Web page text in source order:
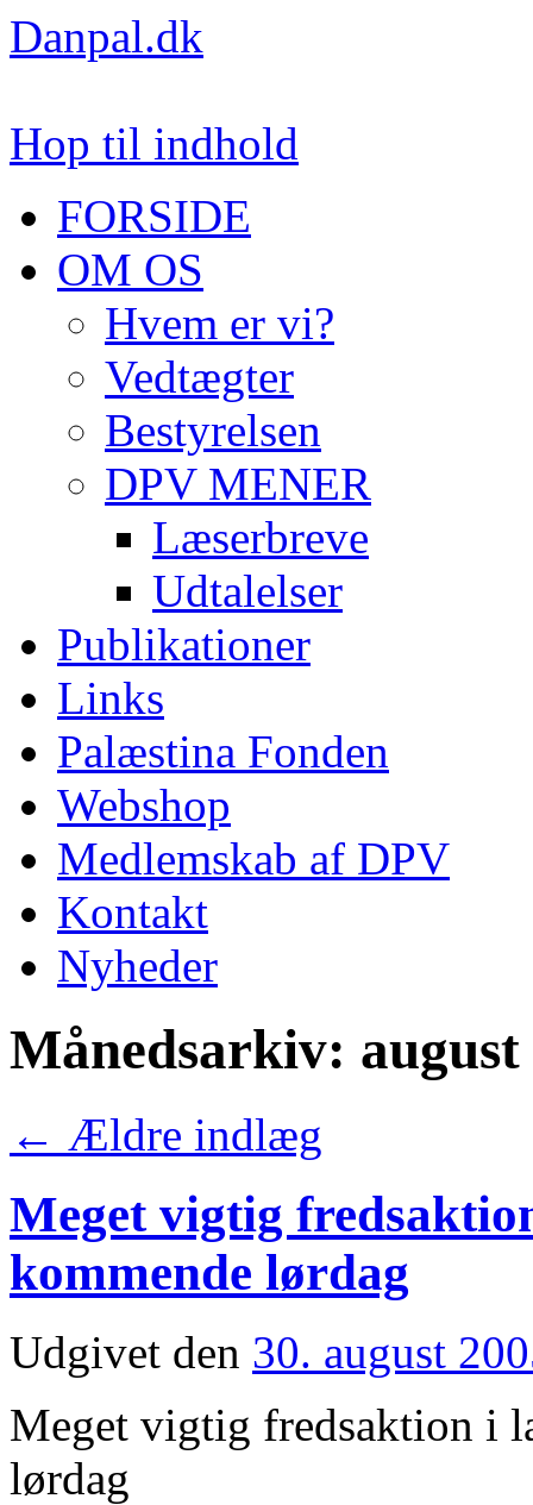
Danpal.dk
Hop til indhold
FORSIDE
OM OS
Hvem er vi?
Vedtægter
Bestyrelsen
DPV MENER
Læserbreve
Udtalelser
Publikationer
Links
Palæstina Fonden
Webshop
Medlemskab af DPV
Kontakt
Nyheder
Månedsarkiv: august
← Ældre indlæg
Meget vigtig
kommende lørdag
Udgivet den 30. august
Meget vigtig fredsaktion i
lørdag